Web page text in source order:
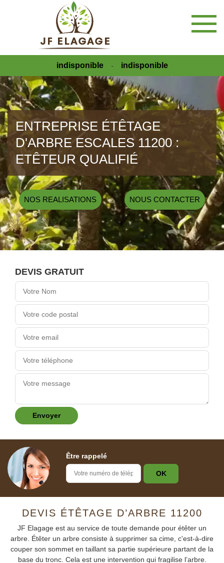
indisponible - indisponible
ENTREPRISE ÉTÊTAGE
D'ARBRE ESCALES 11200 :
ETÊTEUR QUALIFIÉ
NOS REALISATIONS NOUS CONTACTER
DEVIS GRATUIT
Être rappelé
DEVIS ÉTÊTAGE D’ARBRE 11200
JF Elagage est au service de toute demande pour étêter un
arbre. Étêter un arbre consiste à supprimer sa cime, c'est-à-dire
couper son sommet en taillant sa partie supérieure partant de la
base du tronc. Cela est une intervention qui fragilise l’arbre.